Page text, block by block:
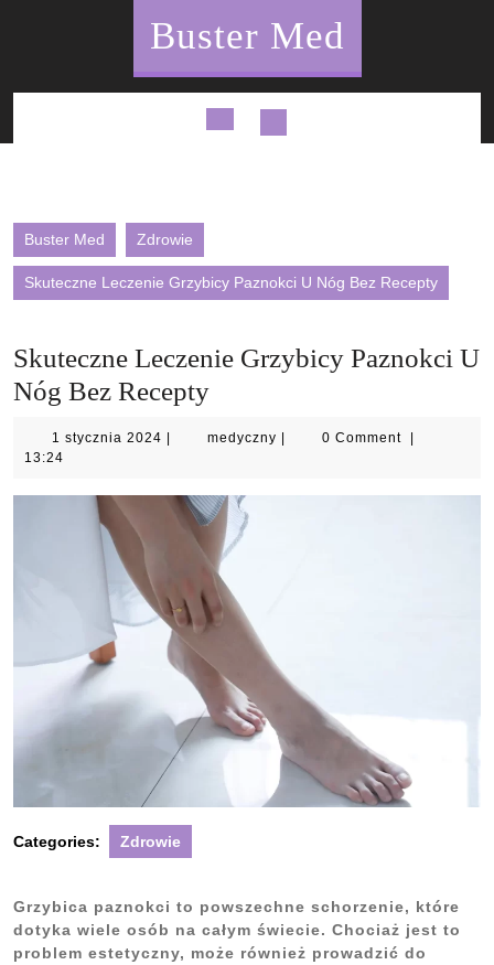
Buster Med
Open
Buster Med Zdrowie
Skuteczne Leczenie Grzybicy Paznokci U Nóg Bez Recepty
Skuteczne Leczenie Grzybicy Paznokci U
Nóg Bez Recepty
1 stycznia 2024 1
medyczny medyczny0 Comment
13:24
Categories: Zdrowie
Grzybica paznokci to powszechne schorzenie, które
dotyka wiele osób na całym świecie. Chociaż jest to
problem estetyczny, może również prowadzić do